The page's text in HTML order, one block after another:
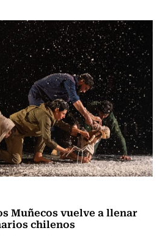
Muñecos vuelve a llenar
chilenos